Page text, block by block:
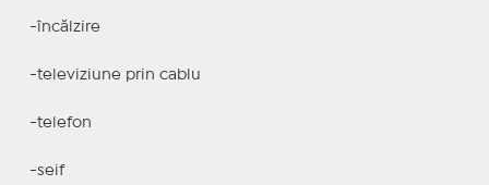
-încălzire
-televiziune prin cablu
-telefon
-seif